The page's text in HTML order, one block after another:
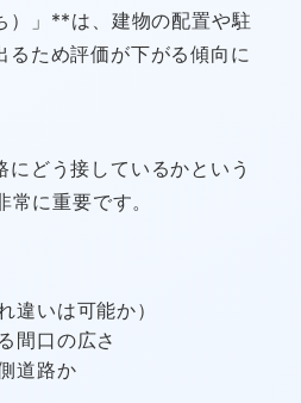
）」**は、建物の配置や駐
るため評価が下がる傾向に
にどう接しているかという
に重要です。
違いは可能か）
間口の広さ
道路か